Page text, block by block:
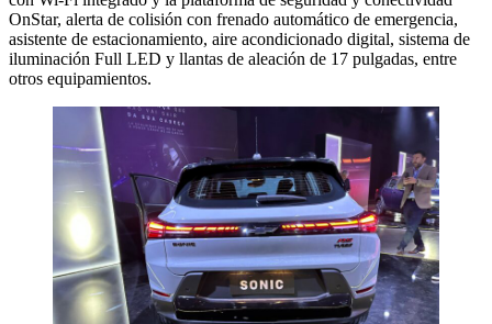
OnStar, alerta de colisión con frenado automático de emergencia,
asistente de estacionamiento, aire acondicionado digital, sistema de
iluminación Full LED y llantas de aleación de 17 pulgadas, entre
otros equipamientos.